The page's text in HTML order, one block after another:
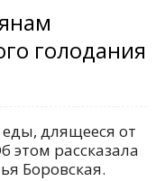
голодания
длящееся от
этом рассказала
Боровская.